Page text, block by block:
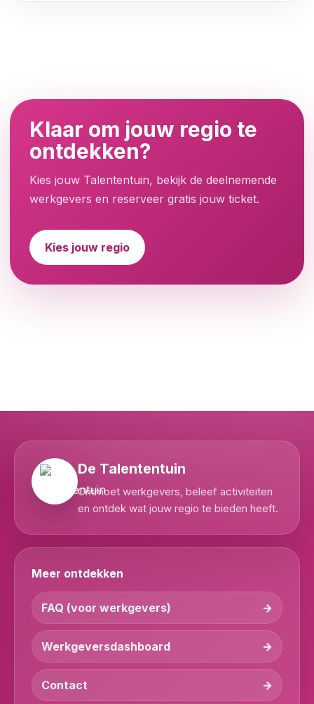
Klaar om jouw regio te
ontdekken?
Kies jouw Talententuin, bekijk de deelnemende
werkgevers en reserveer gratis jouw ticket.
Kies jouw regio
De Talententuin
Ontmoet werkgevers, beleef activiteiten
en ontdek wat jouw regio te bieden heeft.
Meer ontdekken
FAQ (voor werkgevers)
Werkgeversdashboard
Contact